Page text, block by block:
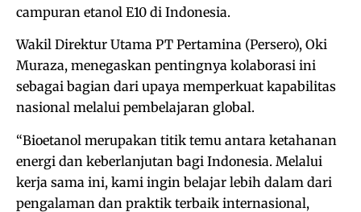
campuran etanol E10 di Indonesia.
Wakil Direktur Utama PT Pertamina (Persero), Oki
Muraza, menegaskan pentingnya kolaborasi ini
sebagai bagian dari upaya memperkuat kapabilitas
nasional melalui pembelajaran global.
“Bioetanol merupakan titik temu antara ketahanan
energi dan keberlanjutan bagi Indonesia. Melalui
kerja sama ini, kami ingin belajar lebih dalam dari
pengalaman dan praktik terbaik internasional,